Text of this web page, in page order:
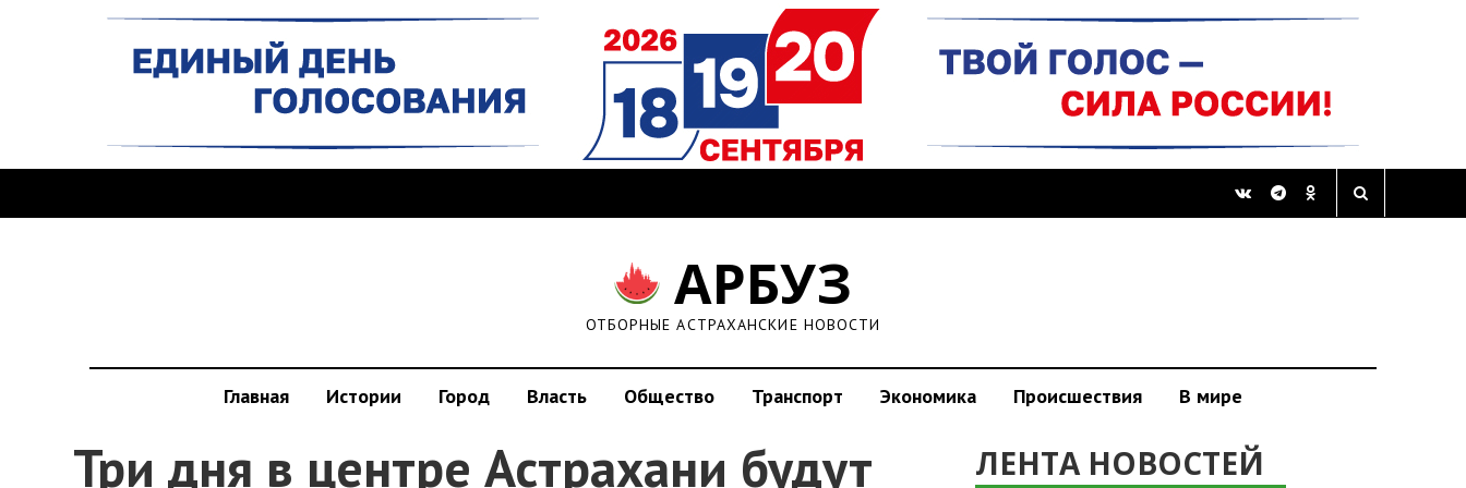
АРБУЗ
ОТБОРНЫЕ АСТРАХАНСКИЕ НОВОСТИ
Главная Истории Город Власть Общество Транспорт Экономика Происшествия В мире
Три дня в центре Астрахани будут ЛЕНТА НОВОСТЕЙ